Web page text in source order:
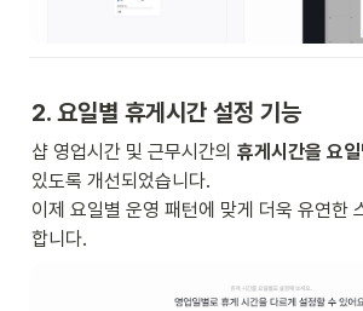
2. 요일별 휴게시간 설정 기능
샵 영업시간 및 근무시간의 휴게시간을 요
있도록 개선되었습니다.
이제 요일별 운영 패턴에 맞게 더욱 유연한
합니다.